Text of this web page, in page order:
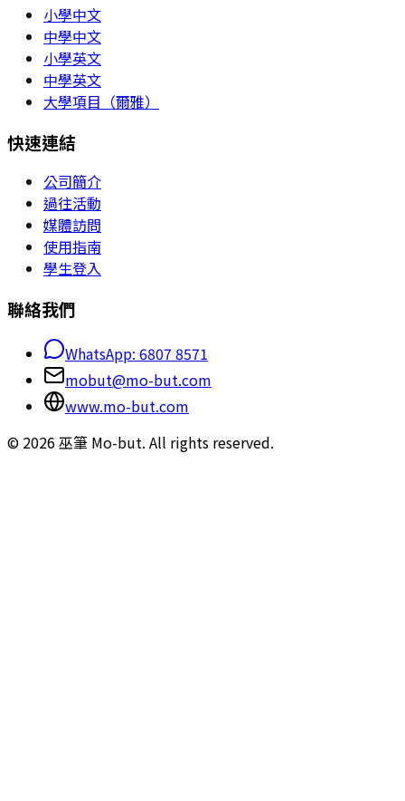
小學中文
中學中文
小學英文
中學英文
大學項目（爾雅）
快速連結
公司簡介
過往活動
媒體訪問
使用指南
學生登入
聯絡我們
WhatsApp: 6807 8571
mobut@mo-but.com
www.mo-but.com
© 2026巫筆 Mo-but. All rights reserved.